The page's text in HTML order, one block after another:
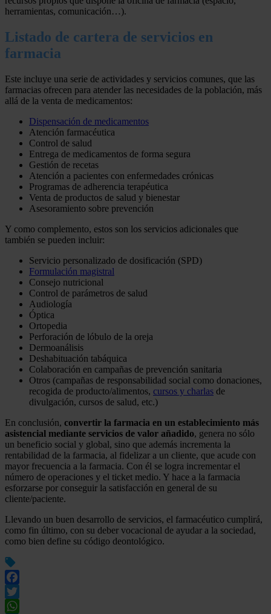
herramientas, comunicación…).
Listado de cartera de servicios en
farmacia
Este incluye una serie de actividades y servicios comunes, que las
farmacias ofrecen para atender las necesidades de la población, más
allá de la venta de medicamentos:
Dispensación de medicamentos
Atención farmacéutica
Control de salud
Entrega de medicamentos de forma segura
Gestión de recetas
Atención a pacientes con enfermedades crónicas
Programas de adherencia terapéutica
Venta de productos de salud y bienestar
Asesoramiento sobre prevención
Y como complemento, estos son los servicios adicionales que
también se pueden incluir:
Servicio personalizado de dosificación (SPD)
Formulación magistral
Consejo nutricional
Control de parámetros de salud
Audiología
Óptica
Ortopedia
Perforación de lóbulo de la oreja
Dermoanálisis
Deshabituación tabáquica
Colaboración en campañas de prevención sanitaria
Otros (campañas de responsabilidad social como donaciones,
recogida de producto/alimentos, cursos y charlas de
divulgación, cursos de salud, etc.)
En conclusión, convertir la farmacia en un establecimiento más
asistencial mediante servicios de valor añadido, genera no sólo
un beneficio social y global, sino que además incrementa la
rentabilidad de la farmacia, al fidelizar a un cliente, que acude con
mayor frecuencia a la farmacia. Con él se logra incrementar el
número de operaciones y el ticket medio. Y hace a la farmacia
esforzarse por conseguir la satisfacción en general de su
cliente/paciente.
Llevando un buen desarrollo de servicios, el farmacéutico cumplirá,
como fin último, con su deber vocacional de ayudar a la sociedad,
como bien define su código deontológico.
Facebook
Twitter